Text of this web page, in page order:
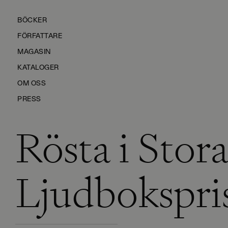
BÖCKER
FÖRFATTARE
MAGASIN
KATALOGER
OM OSS
PRESS
KONTAKTA OSS
HÅLLBARHET
Rösta i Stora